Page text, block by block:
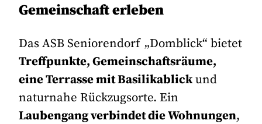
Gemeinschaft erleben
DasASB Seniorendorf „Domblick“bietet
Treffpunkte, Gemeinschaftsräume,
eine Terrasse mit Basilikablickund
naturnahe Rückzugsorte. Ein
Laubengang verbindet die Wohnungen,